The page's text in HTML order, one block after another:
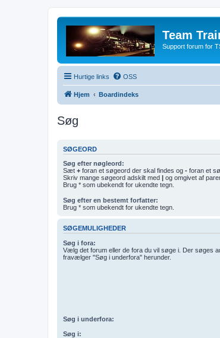
Team
Support forum for
Hurtige links OSS
Hjem Boardindeks
Søg
SØGEORD
Søg efter nøgleord:
Sæt + foran et søgeord der skal findes og - foran et
Skriv mange søgeord adskilt med | og omgivet af
Brug * som ubekendt for ukendte tegn.
Søg efter en bestemt forfatter:
Brug * som ubekendt for ukendte tegn.
SØGEMULIGHEDER
Søg i fora:
Vælg det forum eller de fora du vil søge i. Der søges
fravælger "Søg i underfora" herunder.
Søg i underfora:
Søg i: